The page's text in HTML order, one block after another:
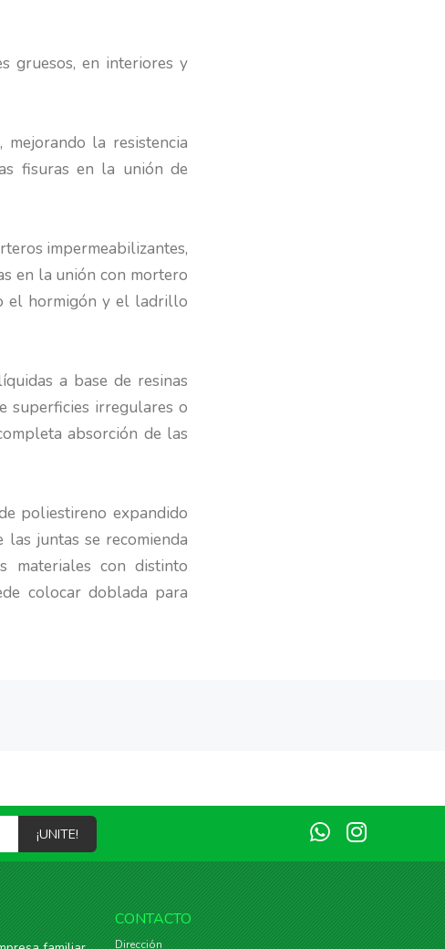
gruesos, en interiores y
la resistencia
fisuras en la unión de
impermeabilizantes,
en la unión con mortero
el hormigón y el ladrillo
a base de resinas
superficies irregulares o
absorción de las
poliestireno expandido
juntas se recomienda
materiales con distinto
colocar doblada para
¡UNITE!
CONTACTO
Dirección